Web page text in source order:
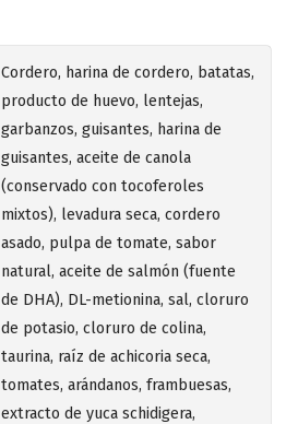
Cordero, harina de cordero, batatas,
producto de huevo, lentejas,
garbanzos, guisantes, harina de
guisantes, aceite de canola
(conservado con tocoferoles
mixtos), levadura seca, cordero
asado, pulpa de tomate, sabor
natural, aceite de salmón (fuente
de DHA), DL-metionina, sal, cloruro
de potasio, cloruro de colina,
taurina, raíz de achicoria seca,
tomates, arándanos, frambuesas,
extracto de yuca schidigera,